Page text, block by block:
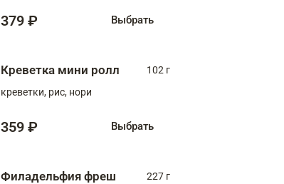
379 ₽ Выбрать
Креветка мини ролл
102 г
креветки, рис, нори
359 ₽ Выбрать
Филадельфия фреш
227 г